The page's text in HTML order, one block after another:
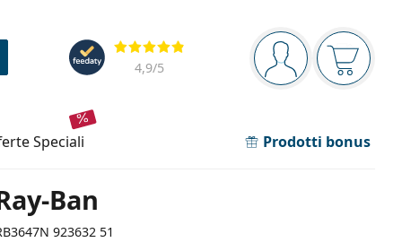
Barra di navigazione
sei connesso
Il
Valutazione
4,9/5
speciali Prodotti bonus
Ban
923632 51